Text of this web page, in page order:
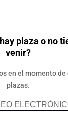
plaza o no
venir?
en el momento
plazas.